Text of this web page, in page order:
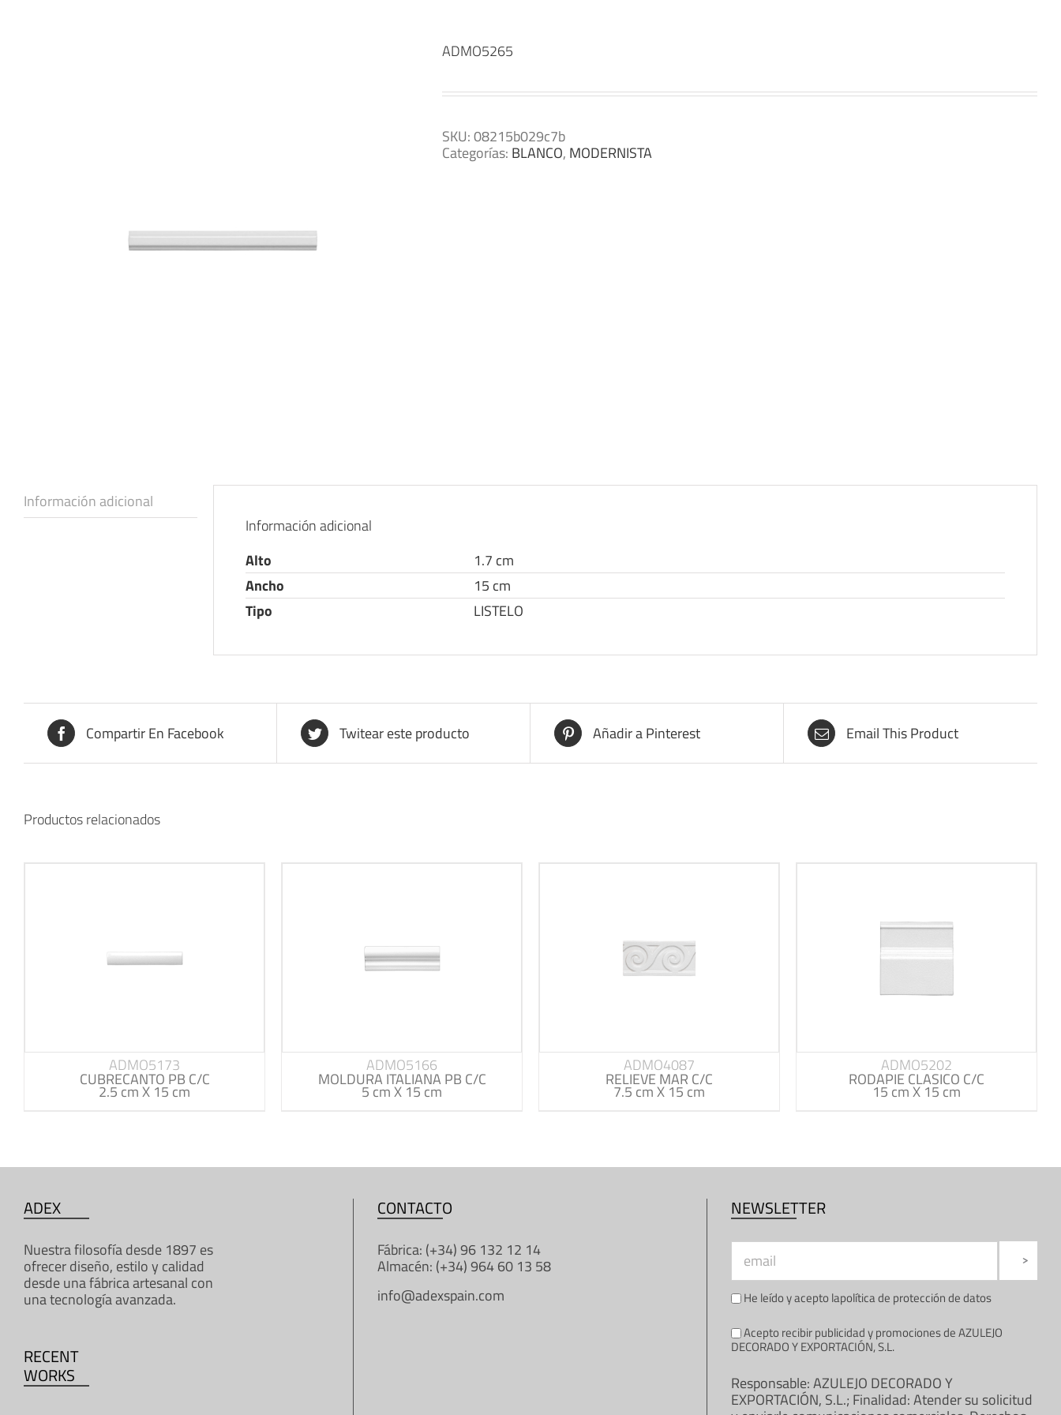
ADMO5265
SKU:08215b029c7b
Categorías: BLANCO, MODERNISTA
Información adicional
Información adicional
Alto
1.7 cm
Ancho
15 cm
Tipo
LISTELO
Compartir En Facebook Twitear este producto Añadir a Pinterest Email This Product
Productos relacionados
ADMO5173
CUBRECANTO PB C/C
2.5 cm X 15 cm
ADMO5166
MOLDURA ITALIANA PB C/C
5 cm X 15 cm
ADMO4087
RELIEVE MAR C/C
7.5 cm X 15 cm
ADMO5202
RODAPIE CLASICO C/C
15 cm X 15 cm
ADEX
Nuestra filosofía desde 1897 es
ofrecer diseño, estilo y calidad
desde una fábrica artesanal con
una tecnología avanzada.
RECENT
WORKS
CONTACTO
Fábrica: (+34) 96 132 12 14
Almacén: (+34) 964 60 13 58
info@adexspain.com
NEWSLETTER
He leído y acepto lapolítica de protección de datos
Acepto recibir publicidad y promociones de AZULEJO
DECORADO Y EXPORTACIÓN, S.L.
Responsable: AZULEJO DECORADO Y
EXPORTACIÓN, S.L.; Finalidad: Atender su solicitud